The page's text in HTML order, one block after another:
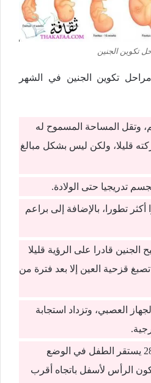
تكوين الجنين
تكوين الجنين في الشهر
وتقل المساحة المسموح له
قليلا، ولكن ليس بشكل مبالغ
تدريجيا حتى الولادة.
أكثر تطورا، بالإضافة إلى براعم
قادرا على الرؤية قليلا
قزحية العين إلا بعد فترة من
العصبي، وتزداد استجابة
في نهاية الأسبوع ال 28 يستقر الطفل في الوضع
الرأس لأسفل باتجاه أقرب